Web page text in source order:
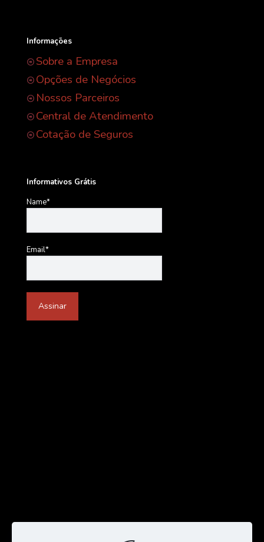
Informações
Sobre a Empresa
Opções de Negócios
Nossos Parceiros
Central de Atendimento
Cotação de Seguros
Informativos Grátis
Name*
Email*